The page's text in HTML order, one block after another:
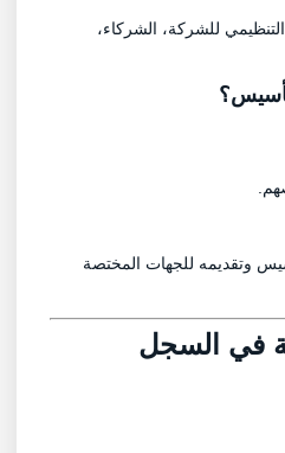
للشركة، الشركاء،
وتقديمه للجهات المختصة
في السجل